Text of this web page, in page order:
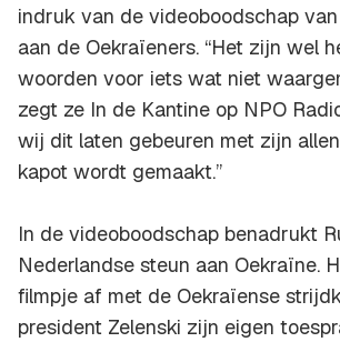
indruk van de videoboodschap
aan de Oekraïeners. “Het zijn wel
woorden voor iets wat niet
zegt ze In de Kantine op NPO
wij dit laten gebeuren met zijn
kapot wordt gemaakt.”
In de videoboodschap benadrukt
Nederlandse steun aan Oekraïne.
filmpje af met de Oekraïense
president Zelenski zijn eigen